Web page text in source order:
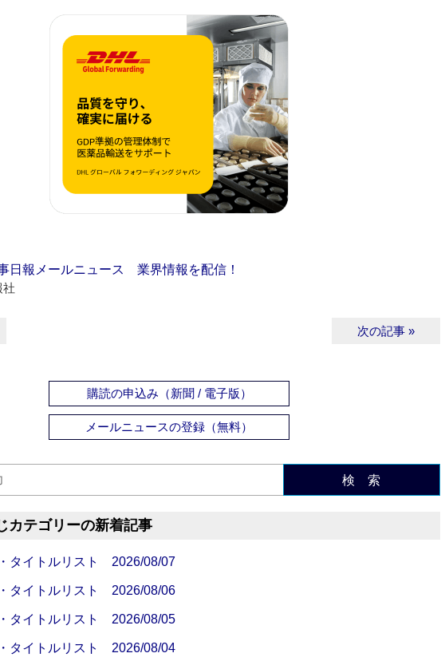
報メールニュース 業界情報を配信！
社
次の記事 »
購読の申込み（新聞 / 電子版）
メールニュースの登録（無料）
検 索
カテゴリーの新着記事
タイトルリスト 2026/08/07
タイトルリスト 2026/08/06
タイトルリスト 2026/08/05
タイトルリスト 2026/08/04